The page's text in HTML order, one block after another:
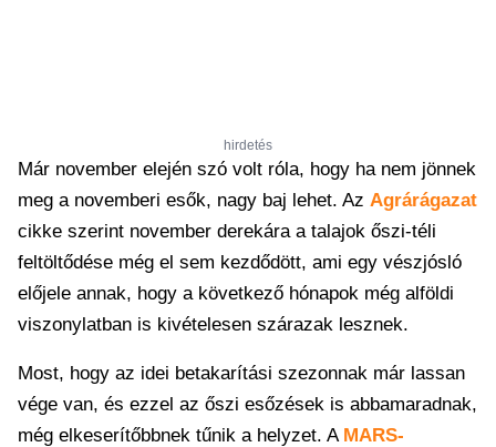
hirdetés
Már november elején szó volt róla, hogy ha nem jönnek
meg a novemberi esők, nagy baj lehet. Az Agrárágazat
cikke szerint november derekára a talajok őszi-téli
feltöltődése még el sem kezdődött, ami egy vészjósló
előjele annak, hogy a következő hónapok még alföldi
viszonylatban is kivételesen szárazak lesznek.
Most, hogy az idei betakarítási szezonnak már lassan
vége van, és ezzel az őszi esőzések is abbamaradnak,
még elkeserítőbbnek tűnik a helyzet. A MARS-